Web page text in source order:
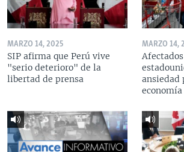
MARZO 14, 2025
SIP afirma que Perú vive
"serio deterioro" de la
libertad de prensa
MARZO 14,
ansiedad
economía